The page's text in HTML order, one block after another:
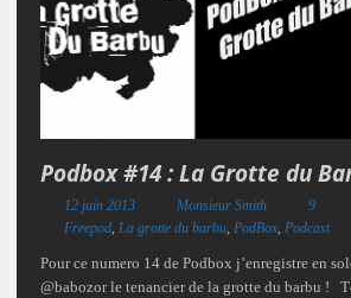
Podbox #14 : La Grotte du
12 juin 2013 Monsieur Smith
9
Freepod, La grotte du barbu, PodBox, Podcast
Pour ce numero 14 de Podbox j’enregistre en
@babozor le tenancier de la grotte du barbu !